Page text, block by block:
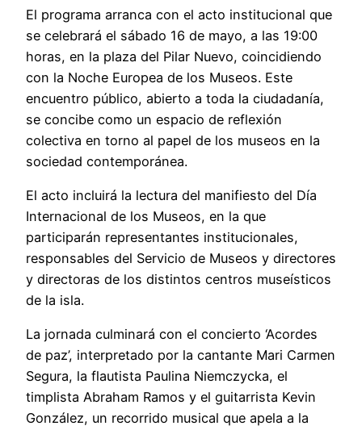
El programa arranca con el acto institucional que
se celebrará el sábado 16 de mayo, a las 19:00
horas, en la plaza del Pilar Nuevo, coincidiendo
con la Noche Europea de los Museos. Este
encuentro público, abierto a toda la ciudadanía,
se concibe como un espacio de reflexión
colectiva en torno al papel de los museos en la
sociedad contemporánea.
El acto incluirá la lectura del manifiesto del Día
Internacional de los Museos, en la que
participarán representantes institucionales,
responsables del Servicio de Museos y directores
y directoras de los distintos centros museísticos
de la isla.
La jornada culminará con el concierto ‘Acordes
de paz’, interpretado por la cantante Mari Carmen
Segura, la flautista Paulina Niemczycka, el
timplista Abraham Ramos y el guitarrista Kevin
González, un recorrido musical que apela a la